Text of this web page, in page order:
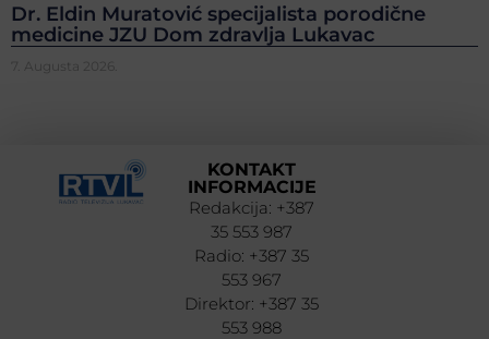
Dr. Eldin Muratović specijalista porodične
medicine JZU Dom zdravlja Lukavac
7. Augusta 2026.
KONTAKT
INFORMACIJE
Redakcija: +387
35 553 987
Radio: +387 35
553 967
Direktor: +387 35
553 988